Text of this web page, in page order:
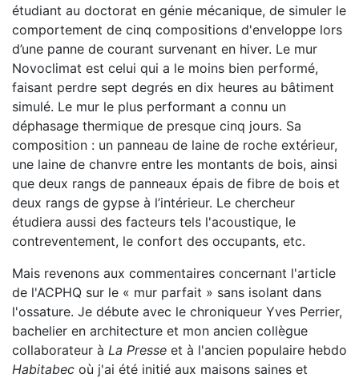
étudiant au doctorat en génie mécanique, de simuler le
comportement de cinq compositions d'enveloppe lors
d’une panne de courant survenant en hiver. Le mur
Novoclimat est celui qui a le moins bien performé,
faisant perdre sept degrés en dix heures au bâtiment
simulé. Le mur le plus performant a connu un
déphasage thermique de presque cinq jours. Sa
composition : un panneau de laine de roche extérieur,
une laine de chanvre entre les montants de bois, ainsi
que deux rangs de panneaux épais de fibre de bois et
deux rangs de gypse à l’intérieur. Le chercheur
étudiera aussi des facteurs tels l'acoustique, le
contreventement, le confort des occupants, etc.
Mais revenons aux commentaires concernant l'article
de l'ACPHQ sur le « mur parfait » sans isolant dans
l'ossature. Je débute avec le chroniqueur Yves Perrier,
bachelier en architecture et mon ancien collègue
collaborateur à La Presse et à l'ancien populaire hebdo
Habitabec où j'ai été initié aux maisons saines et